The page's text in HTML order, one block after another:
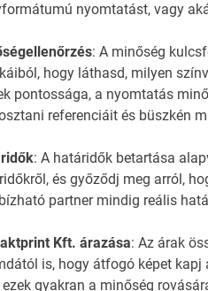
nyomtatást, vagy
: A minőség
hogy láthasd, milyen
pontossága, a nyomtatás
referenciáit és büszkén
: A határidők betartása
és győződj meg arról,
partner mindig reális
Kft. árazása: Az árak
is, hogy átfogó képet
ezek gyakran a minőség